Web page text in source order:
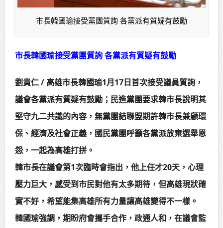
賴清德總統主持將官晉任 期勉精進
蔣萬安再拋出「倒閣說」 喊推陳其
賴總統肯定「金唐獎」得獎者及入
圍者 允諾完善支持體系
市長韓國瑜接受黨團質詢 各黨派有質疑有鼓勵
市長韓國瑜接受黨團質詢 各黨派有質疑有鼓勵
劉貴仁 / 高雄市長韓國瑜1月17日首次接受議員質詢，
議會各黨派有質疑有鼓勵；民進黨團要求韓市長說明其
堅守九二共識的內容，無黨團結聯盟期許韓市長兼顧環
保、經濟及社會正義，國民黨團呼籲各黨派放棄選舉恩
怨，一起為高雄打拼。
韓市長在議會第1次臨時會指出，他上任才20天，心理
壓力巨大，感受到市民對他有太多期待，但高雄現狀確
實不好，希望能集高雄所有力量讓高雄變得不一樣。
韓國瑜強調，期盼府會攜手合作，政通人和，在議會監